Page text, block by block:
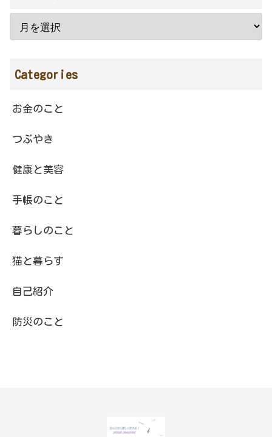
Categories
お金のこと
つぶやき
健康と美容
手帳のこと
暮らしのこと
猫と暮らす
自己紹介
防災のこと